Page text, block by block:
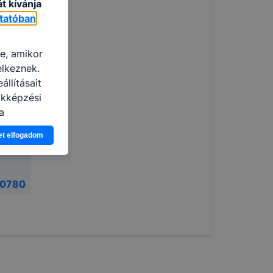
kívánja
amikor
hogyan
Önnek
elfogadom